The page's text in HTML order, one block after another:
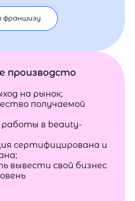
франшизу
производсто
на рынок;
получаемой
работы в beauty-
сертифицирована и
вывести свой бизнес